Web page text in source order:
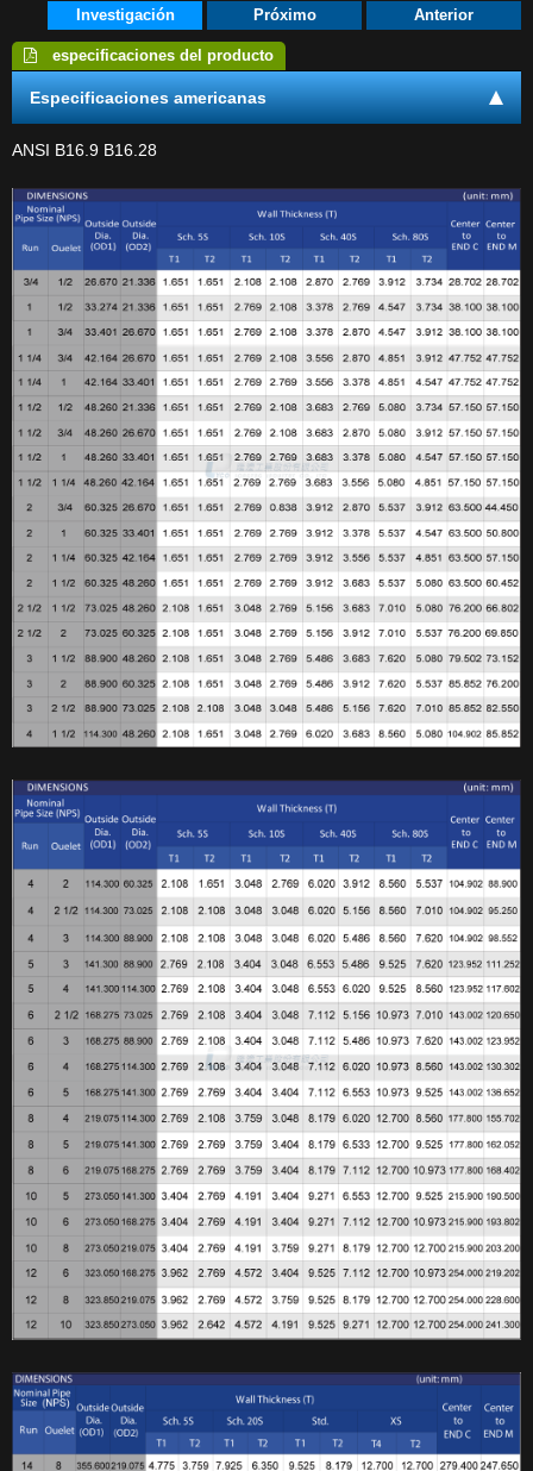
Contáctenos
Investigación Próximo Anterior
especificaciones del producto
Especificaciones americanas
ANSI B16.9 B16.28